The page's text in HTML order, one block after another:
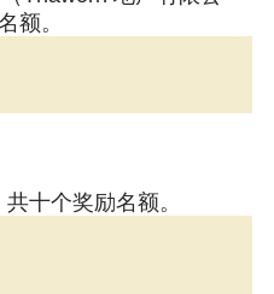
额。
十个奖励名额。